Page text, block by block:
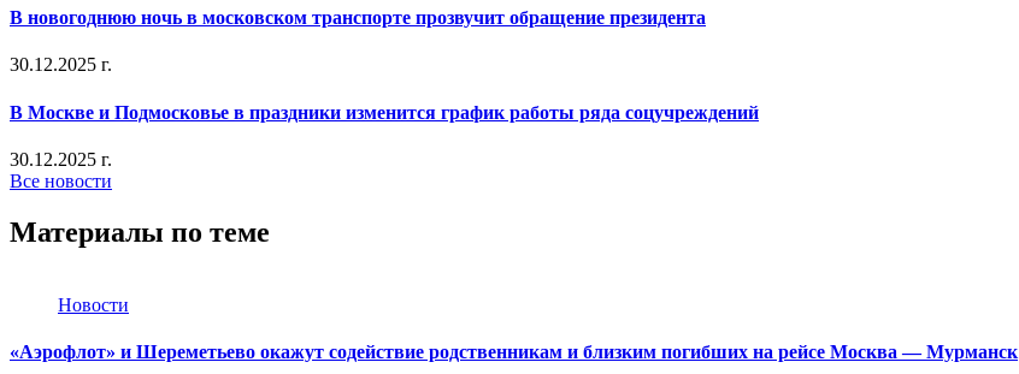
В новогоднюю ночь в московском транспорте прозвучит обращение президента
30.12.2025 г.
В Москве и Подмосковье в праздники изменится график работы ряда соцучреждений
30.12.2025 г.
Все новости
Материалы по теме
Новости
«Аэрофлот» и Шереметьево окажут содействие родственникам и близким погибших на рейсе Москва — Мурманск